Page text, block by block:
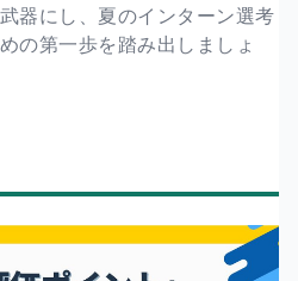
器にし、夏のインターン選考
の第一歩を踏み出しましょ